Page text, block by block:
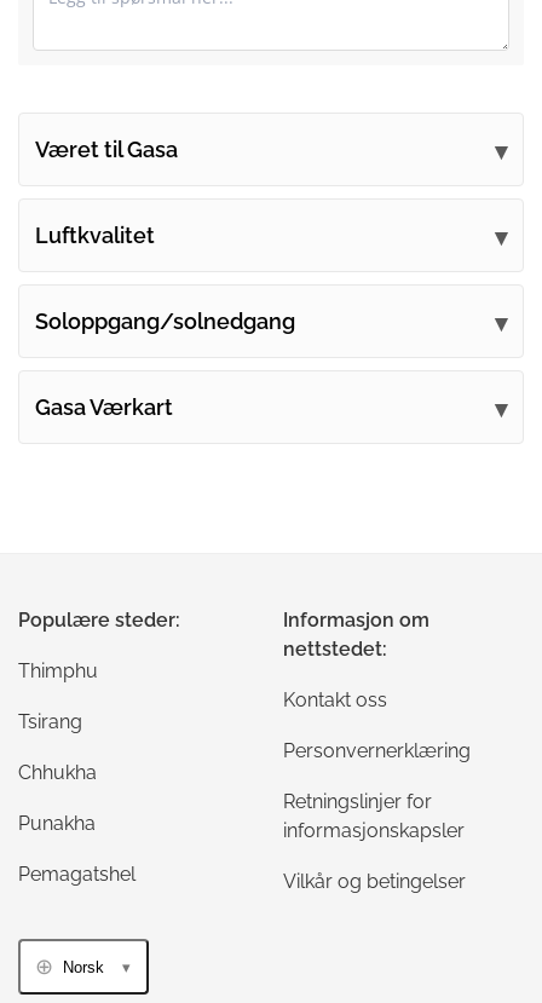
Været til Gasa
Luftkvalitet
Soloppgang/solnedgang
Gasa Værkart
Populære steder:
Thimphu
Tsirang
Chhukha
Punakha
Pemagatshel
Informasjon om
nettstedet:
Kontakt oss
Personvernerklæring
Retningslinjer for
informasjonskapsler
Vilkår og betingelser
Norsk